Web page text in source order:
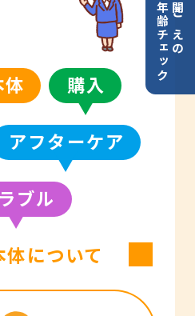
購入
アフターケア
ブル
について
聞こえの
年齢チェック